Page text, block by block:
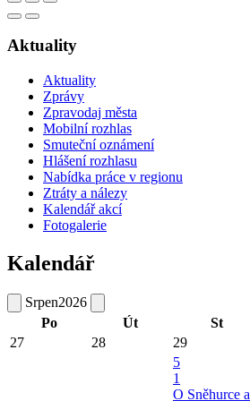
Aktuality
Aktuality
Zprávy
Zpravodaj města
Mobilní rozhlas
Smuteční oznámení
Hlášení rozhlasu
Nabídka práce v regionu
Ztráty a nálezy
Kalendář akcí
Fotogalerie
Kalendář
Srpen2026
Po
Út St
27
28 29
5
1
O Sněhurce a